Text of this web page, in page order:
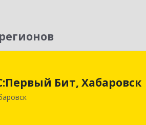
Бит, Хабаровск
Хабаровский край, Хабаровск
г, Постышева ул, дом № 22А, пом.15